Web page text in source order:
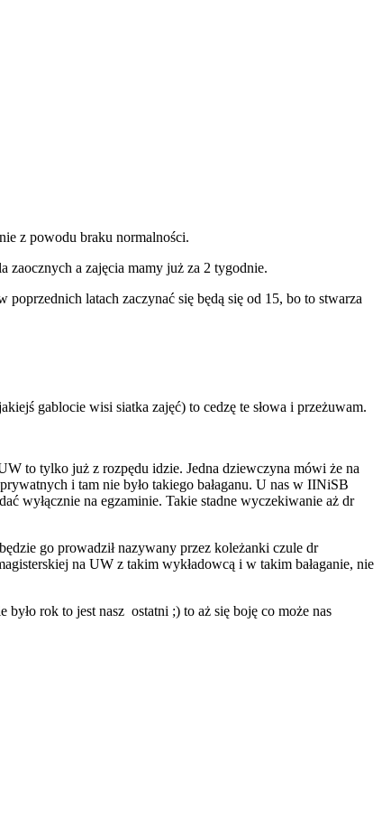
z powodu braku normalności.
zaocznych a zajęcia mamy już za 2 tygodnie.
latach zaczynać się będą się od 15, bo to stwarza
gablocie wisi siatka zajęć) to cedzę te słowa i przeżuwam.
to tylko już z rozpędu idzie. Jedna dziewczyna mówi że na
i tam nie było takiego bałaganu. U nas w IINiSB
wyłącznie na egzaminie. Takie stadne wyczekiwanie aż dr
go prowadził nazywany przez koleżanki czule dr
na UW z takim wykładowcą i w takim bałaganie, nie
rok to jest nasz ostatni ;) to aż się boję co może nas